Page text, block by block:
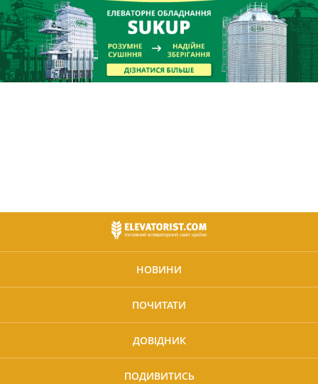
НОВИНИ
ПОЧИТАТИ
ДОВІДНИК
ПОДИВИТИСЬ